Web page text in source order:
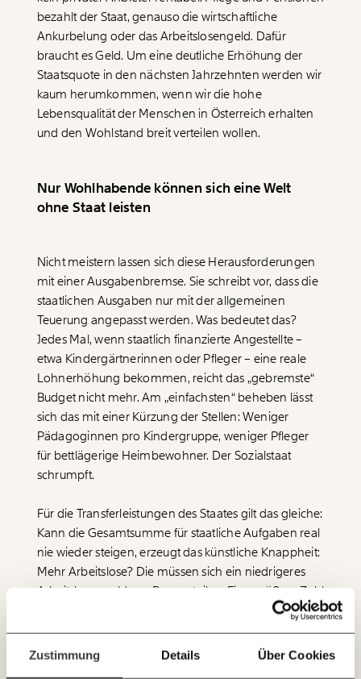
Zustimmung Details Über Cookies
Veränderung
beginnt mit Dir!
WerdeFördermitgliedund wir können gemeinsam
unsere Wirtschaft so gestalten, dass sie für alle
funktioniert. Unsere Recherchen sind für alle frei im
so bleiben. Kämpf’ mit uns für den Fortschritt und
unterstütze uns mit Deinem Mitgliedsbeitrag.
Du überweist lieber direkt?
Hier unsere IBAN: AT34 4300 0498 0007 6017
Fragen und Antworten.
Immer auf dem
mit unseren gratis
E-Mail-Newslettern!
bezahlt der Staat, genauso die wirtschaftliche
Ankurbelung oder das Arbeitslosengeld. Dafür
braucht es Geld. Um eine deutliche Erhöhung der
Staatsquote in den nächsten Jahrzehnten werden wir
kaum herumkommen, wenn wir die hohe
Lebensqualität der Menschen in Österreich erhalten
und den Wohlstand breit verteilen wollen.
Nur Wohlhabende können sich eine Welt
ohne Staat leisten
Nicht meistern lassen sich diese Herausforderungen
mit einer Ausgabenbremse. Sie schreibt vor, dass die
staatlichen Ausgaben nur mit der allgemeinen
Teuerung angepasst werden. Was bedeutet das?
Jedes Mal, wenn staatlich finanzierte Angestellte –
etwa Kindergärtnerinnen oder Pfleger – eine reale
Lohnerhöhung bekommen, reicht das „gebremste“
Budget nicht mehr. Am „einfachsten“ beheben lässt
sich das mit einer Kürzung der Stellen: Weniger
Pädagoginnen pro Kindergruppe, weniger Pfleger
für bettlägerige Heimbewohner. Der Sozialstaat
schrumpft.
Für die Transferleistungen des Staates gilt das gleiche:
Kann die Gesamtsumme für staatliche Aufgaben real
nie wieder steigen, erzeugt das künstliche Knappheit:
Mehr Arbeitslose? Die müssen sich ein niedrigeres
Arbeitslosengeld pro Person teilen. Eine größere Zahl
an Mindestpensionisten ergibt eine Kürzung der
individuellenMindestpension. Aktuell holt der Staat
mindestens 600.000 Erwachsene und Kinder aus